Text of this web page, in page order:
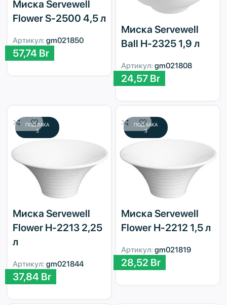
Миска Servewell
Flower S-2500 4,5 л
Артикул: gm021850
57,74 Br
Миска Servewell
Ball H-2325 1,9 л
Артикул: gm021808
24,57 Br
ПОД ЗАКА
З
Миска Servewell
Flower H-2213 2,25
л
Артикул: gm021844
37,84 Br
ПОД ЗАКА
З
Миска Servewell
Flower H-2212 1,5 л
Артикул: gm021819
28,52 Br